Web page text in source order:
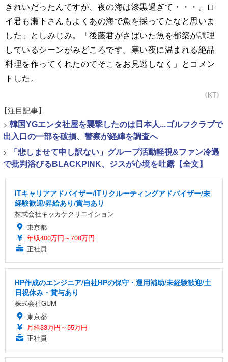
きれいだったんですが、夜の海は漆黒過ぎて・・・。ロ
イ君も瀬下さんもよくあの海で魚を採ってたなと思いま
した」としみじみ。「後藤君がさばいた魚を都築が調理
しているシーンがみどころです。寒い夜に温まれる絶品
料理を作ってくれたのでそこをお見逃しなく」とコメン
トした。
《KT》
【注目記事】
> 韓国YGエンタ社屋を襲撃したのは日本人...ゴルフクラブで
出入口の一部を破損、警察が経緯を調査へ
>
「悲しませて申し訳ない」グループ活動軽視&ファン冷遇
で批判浴びるBLACKPINK、ジスが心境を吐露【全文】
ITキャリアアドバイザー/ITリクルーティングアドバイザー/未
経験歓迎/昇給あり/賞与あり
株式会社キッカケクリエイション
東京都
年収400万円～700万円
正社員
HP作成のエンジニア/自社HPの保守・運用補助/未経験歓迎/土
日祝休み・賞与あり
株式会社GUM
東京都
月給33万円～55万円
正社員